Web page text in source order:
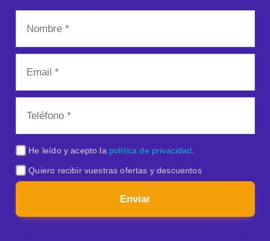
He leído y acepto la política de privacidad
Quiero recibir vuestras ofertas y descuentos
Enviar